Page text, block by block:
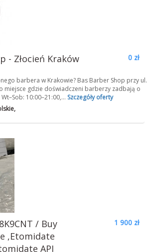
- Złocień Kraków 0 zł
barbera w Krakowie? Bas Barber Shop przy ul.
miejsce gdzie doświadczeni barberzy zadbają o
10:00–21:00,... Szczegóły oferty
/ Buy
,Etomidate
API
1 900 zł